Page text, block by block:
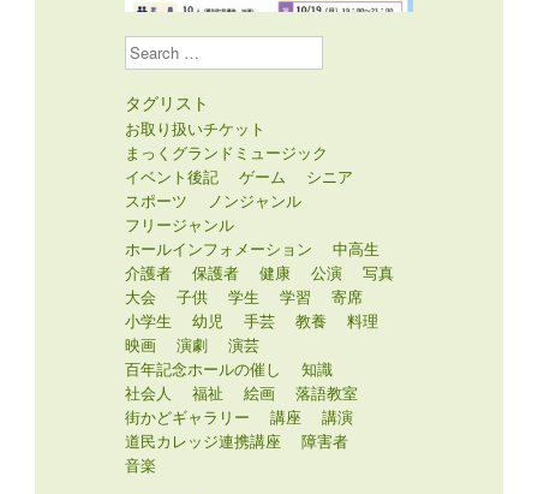
Search
タグリスト
お取り扱いチケット
まっくグランドミュージック
イベント後記
ゲーム
シニア
スポーツ
ノンジャンル
フリージャンル
ホールインフォメーション
中高生
介護者
保護者 健康 公演
写真
大会
子供 学生 学習
寄席
小学生
幼児 手芸 教養
料理
映画
演劇
演芸
百年記念ホールの催し
知識
社会人
福祉 絵画
落語教室
街かどギャラリー
講座
講演
道民カレッジ連携講座
障害者
音楽